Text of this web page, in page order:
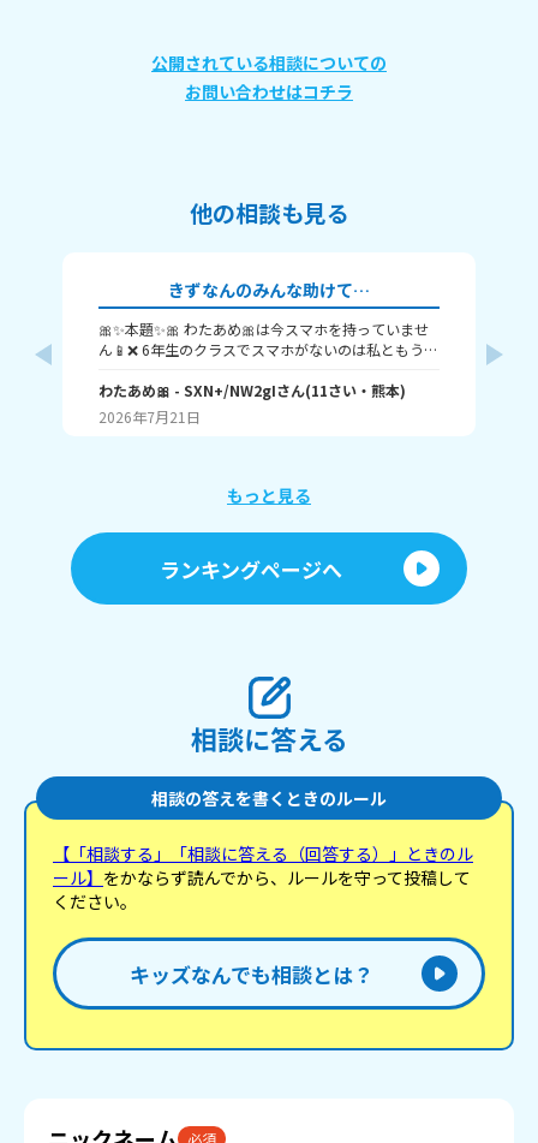
公開されている相談についての
お問い合わせはコチラ
他の相談も見る
きずなんのみんな助けて…
🎀✨本題✨🎀 わたあめ🎀は今スマホを持っていませ
ん📱❌ 6年生のクラスでスマホがないのは私ともう1
ンやロブロックスの話ばかり、わたあめ🎀はスマホ
がないし親にロブロックスも禁止されているので話
についていけません。 つらくて勇気を出して親に
ょ？」って言われました。 本当の理由を知らないの
行きな？」って簡単に言われて、約束もできないし
すごくイライラして涙が出てきます💢😢しかもこの
間、周りからスマホを持ってると思われてグループ
を言われたりした子はいますか？毎日学校に行くの
もつらいです。励ましの言葉とアドバイスくださ
い。 それじゃ、ばいわたっ🎀
わたあめ🎀 - SXN+/NW2gIさん(11さい・ 熊本)
2026年7月21日
もっと見る
ランキングページへ
相談に答える
相談の答えを書くときのルール
【「相談する」「相談に答える（回答する）」ときのル
ール】 をかならず読んでから、ルールを守って投稿して
ください。
キッズなんでも相談とは？
必須